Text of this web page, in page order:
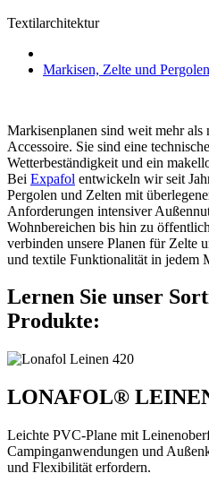
Textilarchitektur
Markisen, Zelte und Pergolen
Markisenplanen sind weit mehr als
Accessoire. Sie sind eine
Wetterbeständigkeit und ein
Bei Expafol entwickeln wir seit
Pergolen und Zelten mit
Anforderungen intensiver
Wohnbereichen bis hin zu
verbinden unsere Planen für Zelte
und textile Funktionalität in jedem
Lernen Sie unser
Produkte:
LONAFOL®
Leichte PVC-Plane mit
Campinganwendungen und
und Flexibilität erfordern.